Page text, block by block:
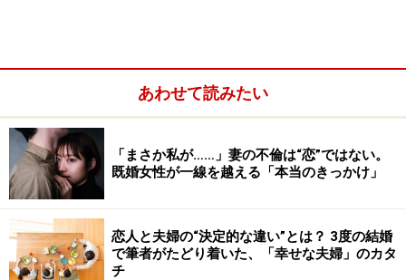
はいろいろな表現方法があります。オブラートに包んで
※記事内容は執筆時点のものです。最新の内容をご確認くださ
い。
1/ 2 次のページへ
あわせて読みたい
「まさか私が……」妻の不倫は“恋”ではない。
既婚女性が一線を越える「本当のきっかけ」
恋人と夫婦の“決定的な違い”とは？ 3度の結婚
で筆者がたどり着いた、「幸せな夫婦」のカタ
チ